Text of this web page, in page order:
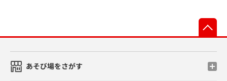
あそび場をさがす